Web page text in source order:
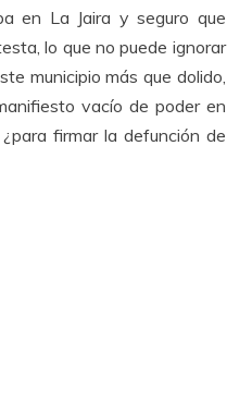
en La Jaira y seguro que
lo que no puede ignorar
municipio más que dolido,
vacío de poder en
firmar la defunción de